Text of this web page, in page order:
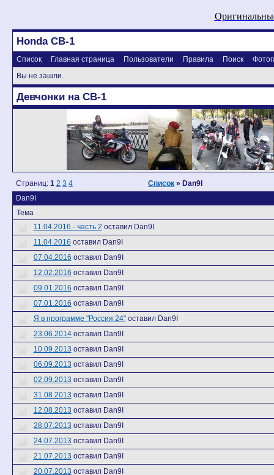
Honda CB-1
Список Главная страница Пользователи Правила Поиск
Вы не зашли.
Девчонки на CB-1
Страниц: 1 2 3 4 Список » Dan9I
Dan9I
Тема
11.04.2016 - часть 2 оставил Dan9I
11.04.2016 оставил Dan9I
07.04.2016 оставил Dan9I
12.02.2016 оставил Dan9I
09.01.2016 оставил Dan9I
07.01.2016 оставил Dan9I
Я в программе "Россия 24" оставил Dan9I
23.06.2014 оставил Dan9I
10.09.2013 оставил Dan9I
06.09.2013 оставил Dan9I
02.09.2013 оставил Dan9I
31.08.2013 оставил Dan9I
12.08.2013 оставил Dan9I
28.07.2013 оставил Dan9I
24.07.2013 оставил Dan9I
21.07.2013 оставил Dan9I
20.07.2013 оставил Dan9I